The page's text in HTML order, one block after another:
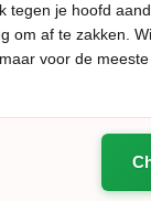
tegen je hoofd
om af te zakken.
voor de